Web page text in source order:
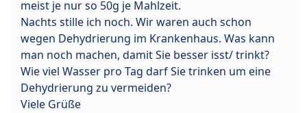
meist je nur so 50g je Mahlzeit.
Nachts stille ich noch. Wir waren auch schon
wegen Dehydrierung im Krankenhaus. Was kann
man noch machen, damit Sie besser isst/ trinkt?
Wie viel Wasser pro Tag darf Sie trinken um eine
Dehydrierung zu vermeiden?
Viele Grüße